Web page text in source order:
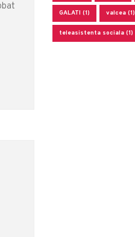
GALATI (1) valcea (1)
teleasistenta sociala (1)